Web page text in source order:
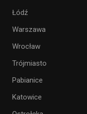
Łódź
Warszawa
Wrocław
Trójmiasto
Pabianice
Katowice